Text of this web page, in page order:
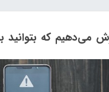
که بتوانید